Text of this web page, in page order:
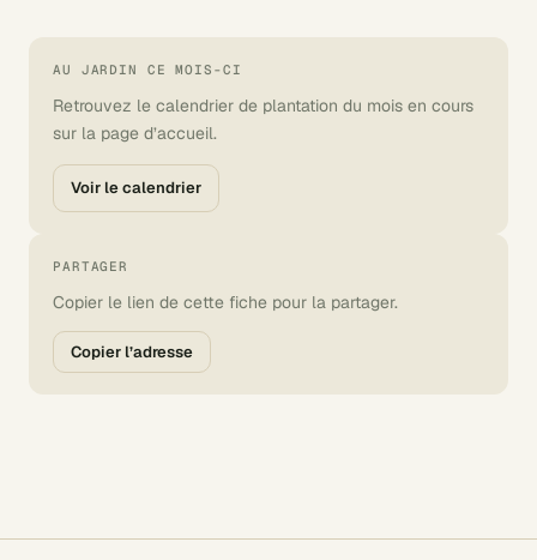
AU JARDIN CE MOIS-CI
Retrouvez le calendrier de plantation du mois en cours
sur la page d’accueil.
Voir le calendrier
PARTAGER
Copier le lien de cette fiche pour la partager.
Copier l’adresse